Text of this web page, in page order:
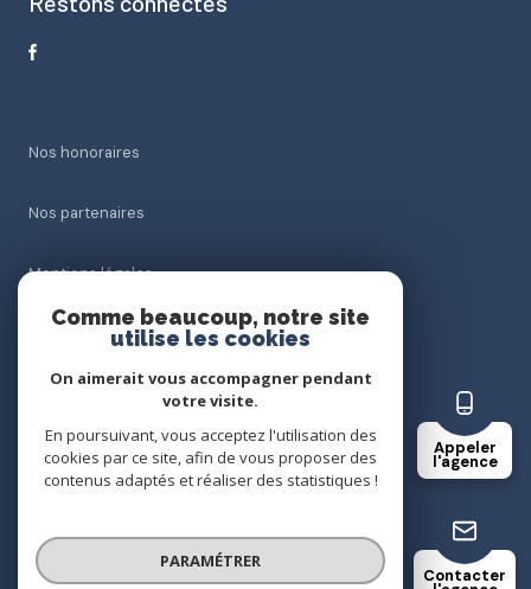
Appeler
l'agence
Contacter
Nos honoraires
Nos partenaires
Mentions légales
Cookies
© 2026 | Tous droits réservés
Comme beaucoup, notre site
utilise les cookies
On aimerait vous accompagner pendant
votre visite.
En poursuivant, vous acceptez l'utilisation des
cookies par ce site, afin de vous proposer des
contenus adaptés et réaliser des statistiques !
PARAMÉTRER